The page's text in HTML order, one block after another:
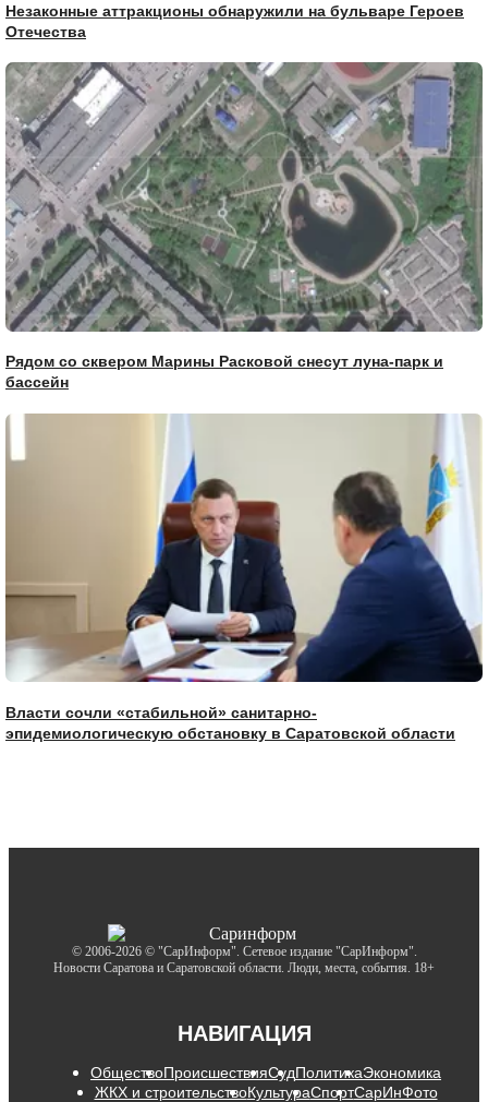
Незаконные аттракционы обнаружили на бульваре Героев
Отечества
Рядом со сквером Марины Расковой снесут луна-парк и
бассейн
Власти сочли «стабильной» санитарно-
эпидемиологическую обстановку в Саратовской области
© 2006-2026 © "СарИнформ". Сетевое издание "СарИнформ".
Новости Саратова и Саратовской области. Люди, места, события. 18+
НАВИГАЦИЯ
ОбществоПроисшествияСудПолитикаЭкономика
ЖКХ и строительствоКультураСпортСарИнФото